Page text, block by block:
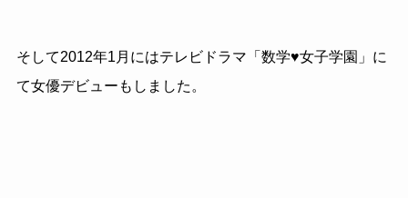
そして2012年1月にはテレビドラマ「数学♥女子学園」に
て女優デビューもしました。